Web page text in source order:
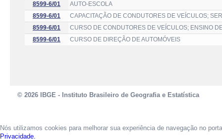
8599-6/01
AUTO-ESCOLA
8599-6/01
CAPACITAÇÃO DE CONDUTORES DE VEÍCULOS;
8599-6/01
CURSO DE CONDUTORES DE VEÍCULOS; ENSINO
8599-6/01
CURSO DE DIREÇÃO DE AUTOMÓVEIS
© 2026 IBGE - Instituto Brasileiro de Geografia e Estatística
Nós utilizamos cookies para melhorar sua experiência de navegação no
Privacidade.